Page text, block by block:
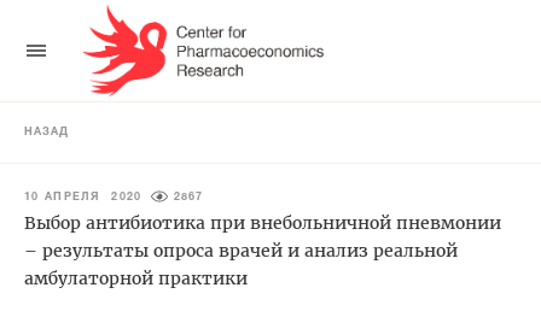
НАЗАД
10 АПРЕЛЯ 2020 2867
Выбор антибиотика при внебольничной пневмонии
– результаты опроса врачей и анализ реальной
амбулаторной практики